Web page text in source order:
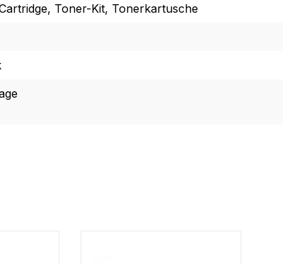
Toner-Kit, Tonerkartusche